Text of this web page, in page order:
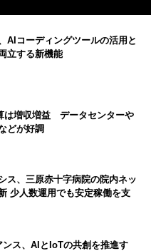
AIコーディングツールの活用と
立する新機能
は増収増益 データセンターや
どが好調
ス、三原赤十字病院の院内ネッ
少人数運用でも安定稼働を支
ンス、AIとIoTの共創を推進す